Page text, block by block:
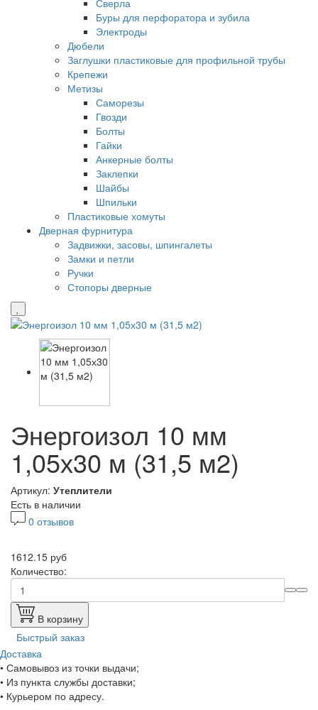
Сверла
Буры для перфоратора и зубила
Электроды
Дюбели
Заглушки пластиковые для профильной трубы
Крепежи
Метизы
Саморезы
Гвозди
Болты
Гайки
Анкерные болты
Заклепки
Шайбы
Шпильки
Пластиковые хомуты
Дверная фурнитура
Задвижки, засовы, шпингалеты
Замки и петли
Ручки
Стопоры дверные
Энергоизол 10 мм
1,05х30 м (31,5 м2)
Артикул: Утеплители
Есть в наличии
0 отзывов
1612.15 руб
Количество:
В корзину
Быстрый заказ
Доставка
• Самовывоз из точки выдачи;
• Из пункта службы доставки;
• Курьером по адресу.